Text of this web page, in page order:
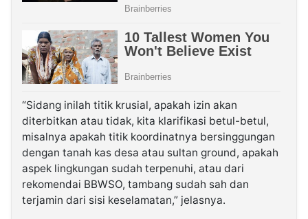
“Sidang inilah titik krusial, apakah izin akan
diterbitkan atau tidak, kita klarifikasi betul-betul,
misalnya apakah titik koordinatnya bersinggungan
dengan tanah kas desa atau sultan ground, apakah
aspek lingkungan sudah terpenuhi, atau dari
rekomendai BBWSO, tambang sudah sah dan
terjamin dari sisi keselamatan,” jelasnya.